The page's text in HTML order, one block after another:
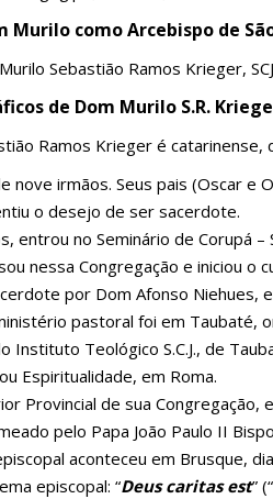
Murilo como Arcebispo de
Sebastião Ramos Krieger,
de Dom Murilo S.R.
Ramos Krieger é
nove irmãos. Seus pais (Oscar e
o desejo de ser sacerdote.
entrou no Seminário de Corupá
nessa Congregação e iniciou
por Dom Afonso Niehues,
pastoral foi em Taubaté,
Instituto Teológico S.C.J., de
Espiritualidade, em Roma.
Provincial de sua
pelo Papa João Paulo II
aconteceu em Brusque,
episcopal: “Deus caritas est”